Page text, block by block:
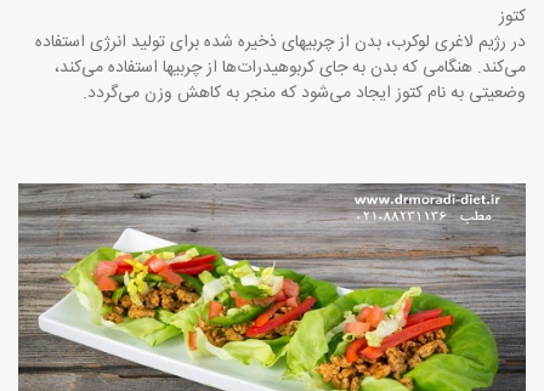
کتوز
در رژیم لاغری لوکرب، بدن از چربیهای ذخیره شده برای تولید انرژی استفاده
می‌کند. هنگامی که بدن به جای کربوهیدرات‌ها از چربیها استفاده می‌کند،
وضعیتی به نام کتوز ایجاد می‌شود که منجر به کاهش وزن می‌گردد.